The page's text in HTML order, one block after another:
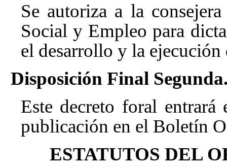
Se autoriza a la
Social y Empleo para
el desarrollo y la ejecución
Disposición Final
Este decreto foral
publicación en el Boletín
ESTATUTOS DEL